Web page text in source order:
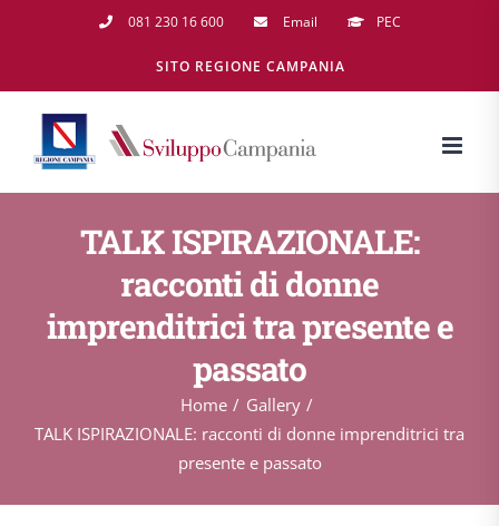
081 230 16 600 Email PEC
SITO REGIONE CAMPANIA
TALK ISPIRAZIONALE:
racconti di donne
imprenditrici tra presente e
passato
Home
Gallery
TALK ISPIRAZIONALE: racconti di donne imprenditrici tra
presente e passato